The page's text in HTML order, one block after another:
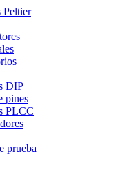
Peltier
DIP
pines
PLCC
prueba